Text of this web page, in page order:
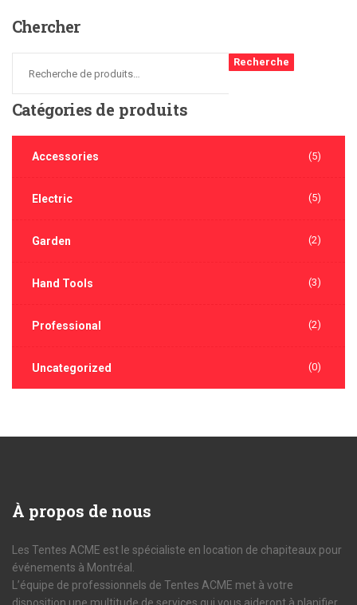
Chercher
Recherche
Catégories de produits
Accessories (5)
Electric (5)
Garden (2)
Hand Tools (3)
Professional (2)
Uncategorized (0)
À propos de nous
Les Tentes ACME est le spécialiste en location de chapiteaux pour
événements à Montréal.
L’équipe de professionnels de Tentes ACME met à votre